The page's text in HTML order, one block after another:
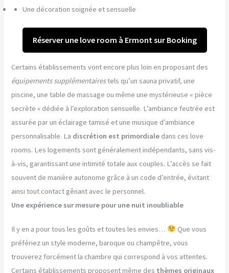
Une décoration soignée et sensuelle
Réserver une love room à Ermont sur Booking
Certains établissements vont encore plus loin en proposant des
équipements supplémentairestels qu’un sauna privatif, une
piscine, une table de massage ou même une mystérieuse « pièce
secrète » dédiée à l’exploration sensuelle. L’ambiance feutrée est
assurée par un éclairage tamisé et une musique d’ambiance
personnalisable. La discrétion est primordiale dans ces love
rooms. Les logements sont généralement indépendants, sans vis-
à-vis, garantissant une intimité totale aux couples. L’accès se fait
souvent de manière autonome grâce à un code d’entrée, évitant
ainsi tout contact gênant avec le personnel.
Une expérience sur mesure pour une nuit inoubliable
Il y en a pour tous les goûts et toutes les envies…
Que vous
préfériez un style moderne, baroque ou champêtre, vous
trouverez forcément la chambre qui correspond à vos attentes.
Certains établissements proposent même des thèmes originaux